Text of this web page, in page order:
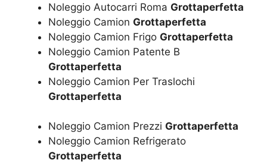
Noleggio Autocarri Roma Grottaperfetta
Noleggio Camion Grottaperfetta
Noleggio Camion Frigo Grottaperfetta
Noleggio Camion Patente B
Grottaperfetta
Noleggio Camion Per Traslochi
Grottaperfetta
Noleggio Camion Prezzi Grottaperfetta
Noleggio Camion Refrigerato
Grottaperfetta